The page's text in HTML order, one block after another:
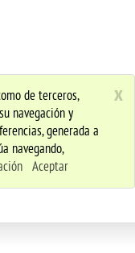
x
de terceros,
navegación y
generada a
navegando,
Aceptar